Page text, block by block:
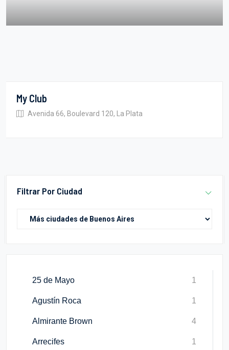
Filtrar Por Ciudad
My Club
Avenida 66, Boulevard 120, La Plata
25 de Mayo 1
Agustín Roca 1
Almirante Brown 4
Arrecifes 1